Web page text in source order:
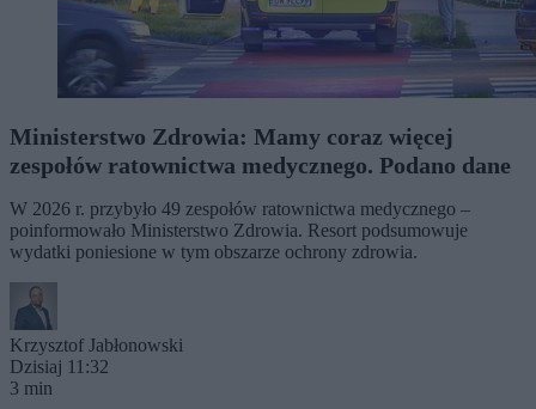
Ministerstwo Zdrowia: Mamy coraz więcej
zespołów ratownictwa medycznego. Podano dane
W 2026 r. przybyło 49 zespołów ratownictwa medycznego –
poinformowało Ministerstwo Zdrowia. Resort podsumowuje
wydatki poniesione w tym obszarze ochrony zdrowia.
Krzysztof Jabłonowski
Dzisiaj 11:32
3 min